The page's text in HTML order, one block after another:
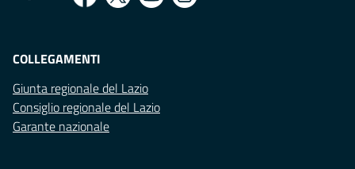
COLLEGAMENTI
Giunta regionale del Lazio
Consiglio regionale del Lazio
Garante nazionale